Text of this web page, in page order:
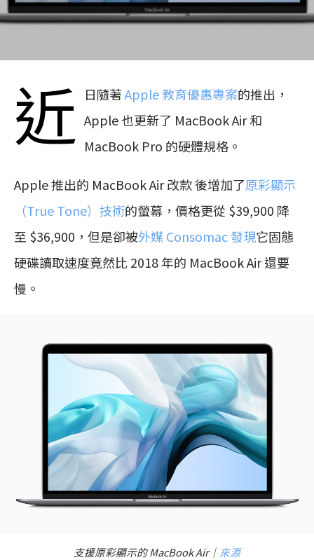
近 日隨著Apple 教育優惠專案的推出，
Apple 也更新了 MacBook Air 和
MacBook Pro 的硬體規格。
Apple 推出的 MacBook Air 改款 後增加了原彩顯示
（True Tone）技術的螢幕，價格更從 $39,900 降
至 $36,900，但是卻被外媒 Consomac 發現它固態
硬碟讀取速度竟然比 2018 年的 MacBook Air 還要
慢。
支援原彩顯示的 MacBook Air｜ 來源